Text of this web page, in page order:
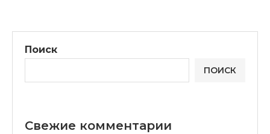
Поиск
ПОИСК
Свежие комментарии